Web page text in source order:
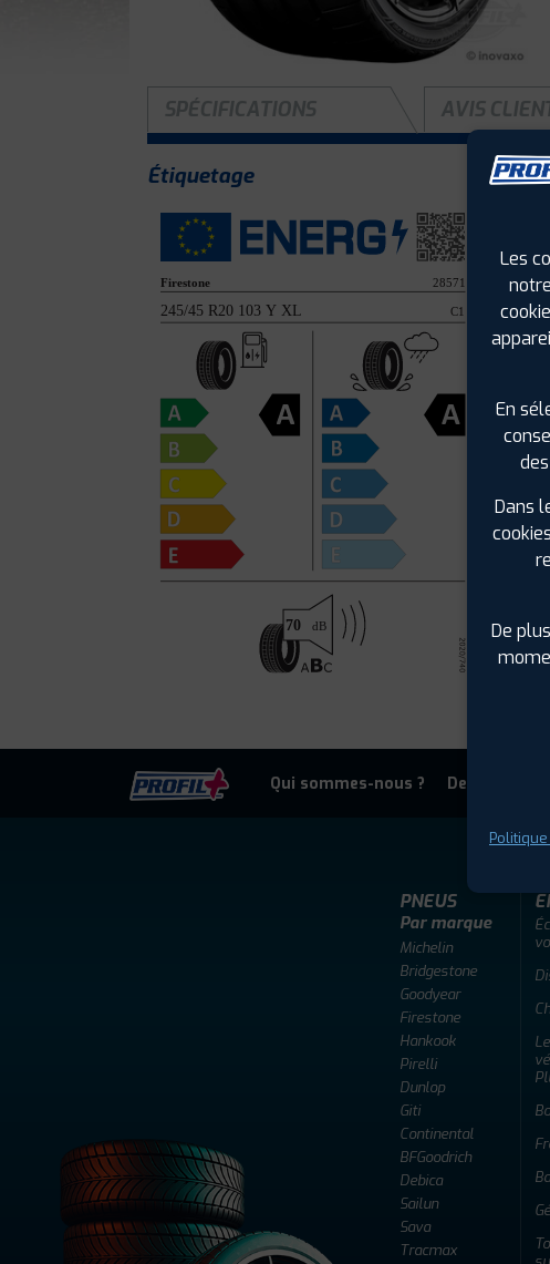
SPÉCIFICATIONS AVIS
Étiquetage
Qui sommes-nous ? Devenir
PNEUS
Par marque
Michelin
Bridgestone
Goodyear
Firestone
Hankook
Pirelli
Dunlop
Giti
Continental
BFGoodrich
Debica
Sailun
Sava
Tracmax
Les
En
Dans
De